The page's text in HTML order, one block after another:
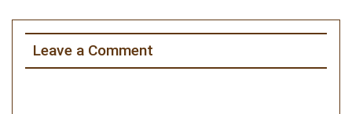
Leave a Comment